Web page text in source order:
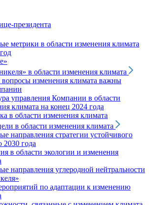
метрики в области изменения климата
в области изменения климата
изменения климата важны
управления Компании в области
климата на конец 2024 года
в области изменения климата
в области изменения климата
направления стратегии устойчивого
2030 года
в области экологии и изменения
направления углеродной нейтральности
по адаптации к изменению